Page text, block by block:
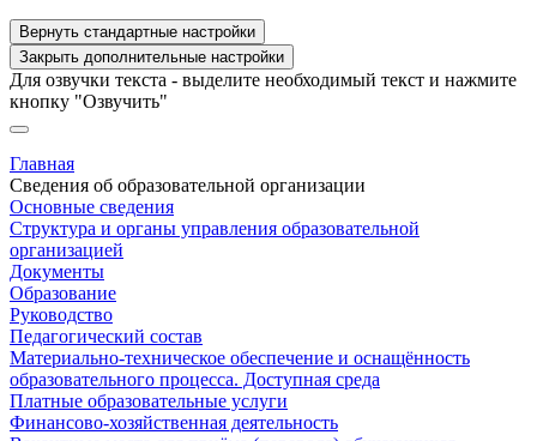
Вернуть стандартные настройки
Закрыть дополнительные настройки
Для озвучки текста - выделите необходимый текст и нажмите
кнопку "Озвучить"
Главная
Сведения об образовательной организации
Основные сведения
Структура и органы управления образовательной
организацией
Документы
Образование
Руководство
Педагогический состав
Материально-техническое обеспечение и оснащённость
образовательного процесса. Доступная среда
Платные образовательные услуги
Финансово-хозяйственная деятельность